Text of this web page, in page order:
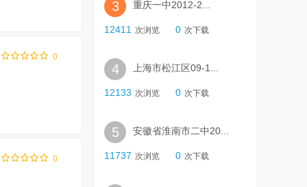
0
0
3 重庆一中2012-2...
12411 次浏览 0 次下载
4 上海市松江区09-1...
12133 次浏览 0 次下载
5 安徽省淮南市二中20...
11737 次浏览 0 次下载